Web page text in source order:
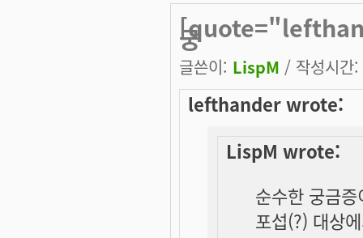
궁
글쓴이: LispM / 작성시
lefthander wrote:
LispM wrote:
순수한 궁금
포섭(?) 대상